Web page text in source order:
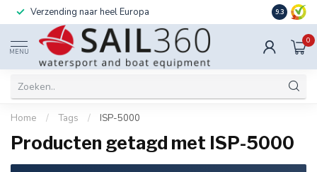
Verzending naar heel Europa Ook
9.3
MENU
0
Home / Tags / ISP-5000
Producten getagd met ISP-5000